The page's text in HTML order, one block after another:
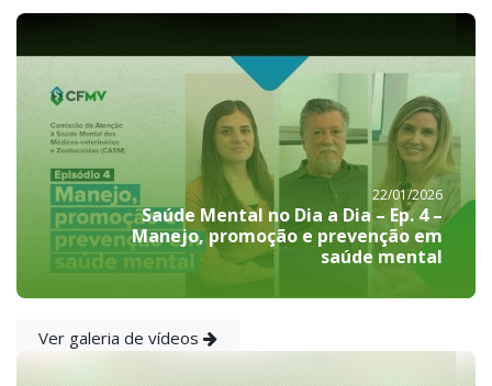
22/01/2026
Saúde Mental no Dia a Dia – Ep. 4 –
Manejo, promoção e prevenção em
saúde mental
Ver galeria de vídeos